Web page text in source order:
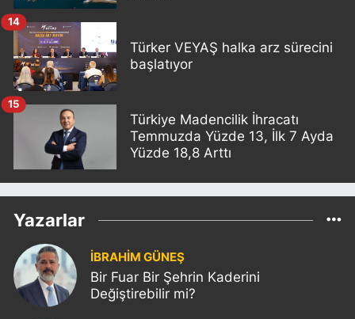
Türker VEYAŞ halka arz sürecini
başlatıyor
14
Türkiye Madencilik İhracatı
Temmuzda Yüzde 13, İlk 7 Ayda
Yüzde 18,8 Arttı
15
Yazarlar
İBRAHİM GÜNEŞ
Bir Fuar Bir Şehrin Kaderini
Değiştirebilir mi?